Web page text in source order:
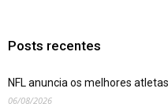
Posts recentes
NFL anuncia os melhores
06/08/2026